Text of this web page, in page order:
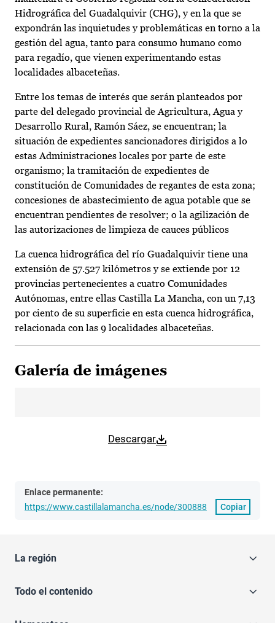
Hidrográfica del Guadalquivir (CHG), y en la que se
expondrán las inquietudes y problemáticas en torno a la
gestión del agua, tanto para consumo humano como
para regadío, que vienen experimentando estas
localidades albaceteñas.
Entre los temas de interés que serán planteados por
parte del delegado provincial de Agricultura, Agua y
Desarrollo Rural, Ramón Sáez, se encuentran; la
situación de expedientes sancionadores dirigidos a lo
estas Administraciones locales por parte de este
organismo; la tramitación de expedientes de
constitución de Comunidades de regantes de esta zona;
concesiones de abastecimiento de agua potable que se
encuentran pendientes de resolver; o la agilización de
las autorizaciones de limpieza de cauces públicos
La cuenca hidrográfica del río Guadalquivir tiene una
extensión de 57.527 kilómetros y se extiende por 12
provincias pertenecientes a cuatro Comunidades
Autónomas, entre ellas Castilla La Mancha, con un 7,13
por ciento de su superficie en esta cuenca hidrográfica,
relacionada con las 9 localidades albaceteñas.
Galería de imágenes
Descargar
Enlace permanente:
https://www.castillalamancha.es/node/300888
Copiar
La región
Todo el contenido